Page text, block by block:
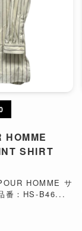
SHIRT
HOMME サ
番：HS-B46...